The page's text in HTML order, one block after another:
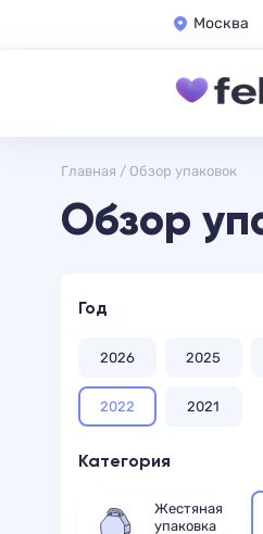
Москва
Главная / Обзор упаковок
Обзор
Год
2026 2025
2022 2021
Категория
Жестяная
упаковка